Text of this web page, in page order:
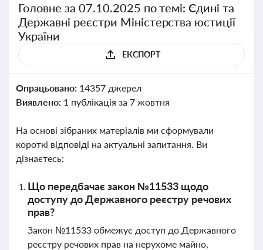
Головне за 07.10.2025 по темі: Єдині та
Державні реєстри Міністерства юстиції
України
ЕКСПОРТ
Опрацьовано: 14357 джерел
Виявлено: 1 публікація за 7 жовтня
На основі зібраних матеріалів ми сформували
короткі відповіді на актуальні запитання. Ви
дізнаєтесь:
Що передбачає закон №11533 щодо
доступу до Державного реєстру речових
прав?
Закон №11533 обмежує доступ до Державного
реєстру речових прав на нерухоме майно,